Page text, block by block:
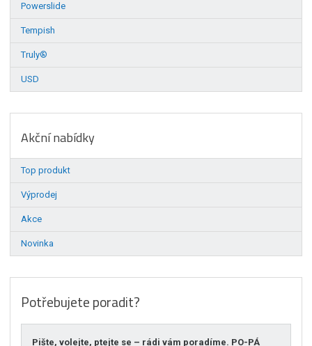
Powerslide
Tempish
Truly®
USD
Akční nabídky
Top produkt
Výprodej
Akce
Novinka
Potřebujete poradit?
Pište, volejte, ptejte se – rádi vám poradíme. PO-PÁ